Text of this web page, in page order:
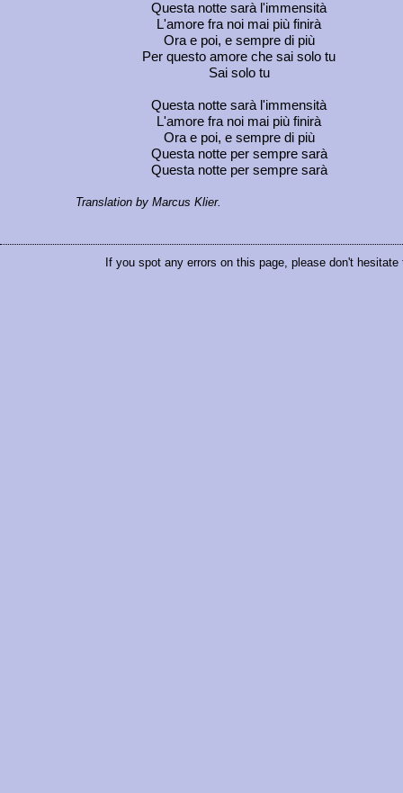
Questa notte sarà l'immensità
L'amore fra noi mai più finirà
Ora e poi, e sempre di più
Per questo amore che sai solo tu
Sai solo tu
Questa notte sarà l'immensità
L'amore fra noi mai più finirà
Ora e poi, e sempre di più
Questa notte per sempre sarà
Questa notte per sempre sarà
Translation by Marcus Klier.
If you spot any errors on this page, please don't